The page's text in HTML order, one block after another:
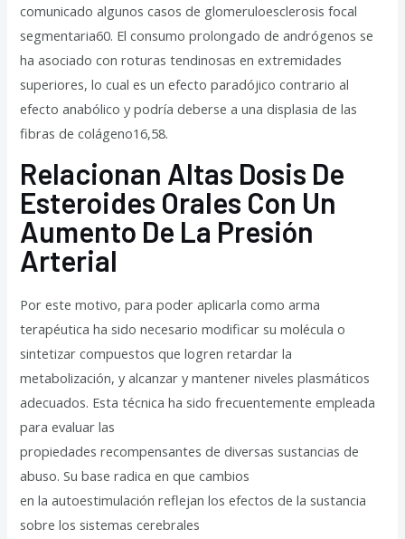
comunicado algunos casos de glomeruloesclerosis focal
segmentaria60. El consumo prolongado de andrógenos se
ha asociado con roturas tendinosas en extremidades
superiores, lo cual es un efecto paradójico contrario al
efecto anabólico y podría deberse a una displasia de las
fibras de colágeno16,58.
Relacionan Altas Dosis De
Esteroides Orales Con Un
Aumento De La Presión
Arterial
Por este motivo, para poder aplicarla como arma
terapéutica ha sido necesario modificar su molécula o
sintetizar compuestos que logren retardar la
metabolización, y alcanzar y mantener niveles plasmáticos
adecuados. Esta técnica ha sido frecuentemente empleada
para evaluar las
propiedades recompensantes de diversas sustancias de
abuso. Su base radica en que cambios
en la autoestimulación reflejan los efectos de la sustancia
sobre los sistemas cerebrales